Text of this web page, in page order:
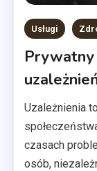
Usługi
Prywatny
Uzależnienia
czasach
osób,